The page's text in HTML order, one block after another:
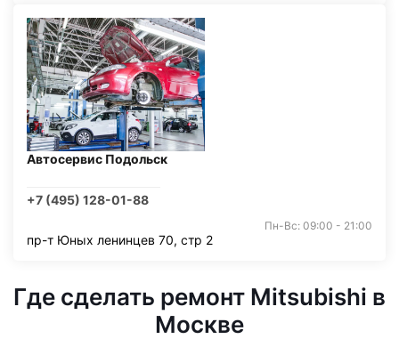
Автосервис Подольск
+7 (495) 128-01-88
Пн-Вс: 09:00 - 21:00
пр-т Юных ленинцев 70, стр 2
Где сделать ремонт Mitsubishi в
Москве